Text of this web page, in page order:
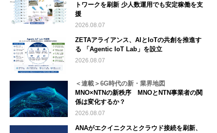
トワークを刷新 少人数運用でも安定稼働を支
援
2026.08.07
ZETAアライアンス、AIとIoTの共創を推進す
る 「Agentic IoT Lab」を設立
2026.08.07
＜連載＞6G時代の新・業界地図
MNO×NTNの新秩序 MNOとNTN事業者の関
係は変化するか？
2026.08.07
ANAがエクイニクスとクラウド接続を刷新、